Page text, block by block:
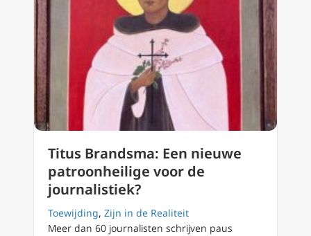
Titus Brandsma: Een nieuwe
patroonheilige voor de
journalistiek?
Toewijding, Zijn in de Realiteit
Meer dan 60 journalisten schrijven paus